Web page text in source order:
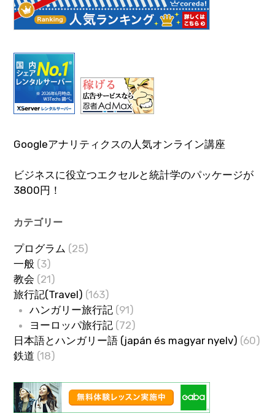
Googleアナリティクスの人気オンライン講座
ビジネスに役立つエクセルと統計学のパッケージが
3800円！
カテゴリー
プログラム (25)
一般 (3)
教会 (21)
旅行記(Travel) (163)
ハンガリー旅行記(91)
ヨーロッパ旅行記(72)
日本語とハンガリー語 (japán és magyar nyelv) (60)
鉄道 (18)